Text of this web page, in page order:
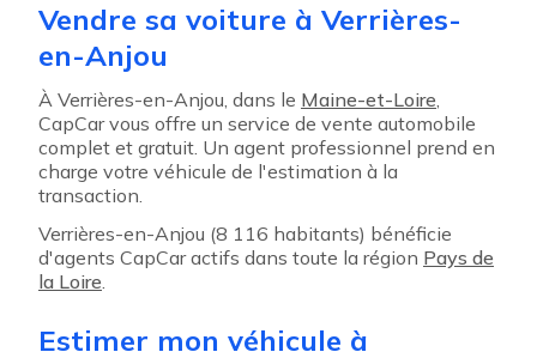
Vendre sa voiture à Verrières-
en-Anjou
À Verrières-en-Anjou, dans le Maine-et-Loire,
CapCar vous offre un service de vente automobile
complet et gratuit. Un agent professionnel prend en
charge votre véhicule de l'estimation à la
transaction.
Verrières-en-Anjou (8 116 habitants) bénéficie
d'agents CapCar actifs dans toute la région Pays de
la Loire.
Estimer mon véhicule à